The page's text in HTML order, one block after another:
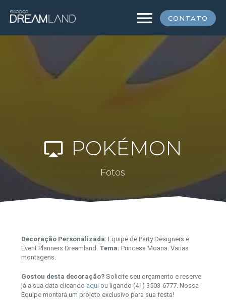
CONTATO
menu
airplay POKÉMON
Fotos
Decoração Personalizada: Equipe de Party Designers e
Event Planners Dreamland. Tema: Princesa Moana. Varias
montagens.
Gostou desta decoração?Solicite seu orçamento e reserve
já a sua data clicando aqui ou ligando (41) 3503-6777. Nossa
Equipe montará um projeto exclusivo para sua festa!